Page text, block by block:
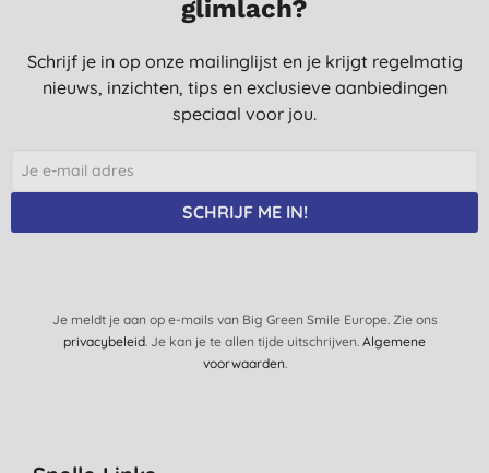
glimlach?
Schrijf je in op onze mailinglijst en je krijgt regelmatig
nieuws, inzichten, tips en exclusieve aanbiedingen
speciaal voor jou.
SCHRIJF ME IN!
Je meldt je aan op e-mails van Big Green Smile Europe. Zie ons
privacybeleid. Je kan je te allen tijde uitschrijven. Algemene
voorwaarden.